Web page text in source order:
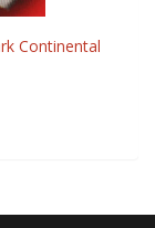
Continental